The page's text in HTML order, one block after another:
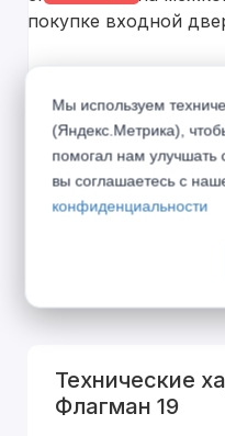
Открой двери
скидка 10% на
Технические
Флагман 19
Мы используем
(Яндекс.Метрика),
помогал нам
вы соглашаетесь с
конфиденциальности